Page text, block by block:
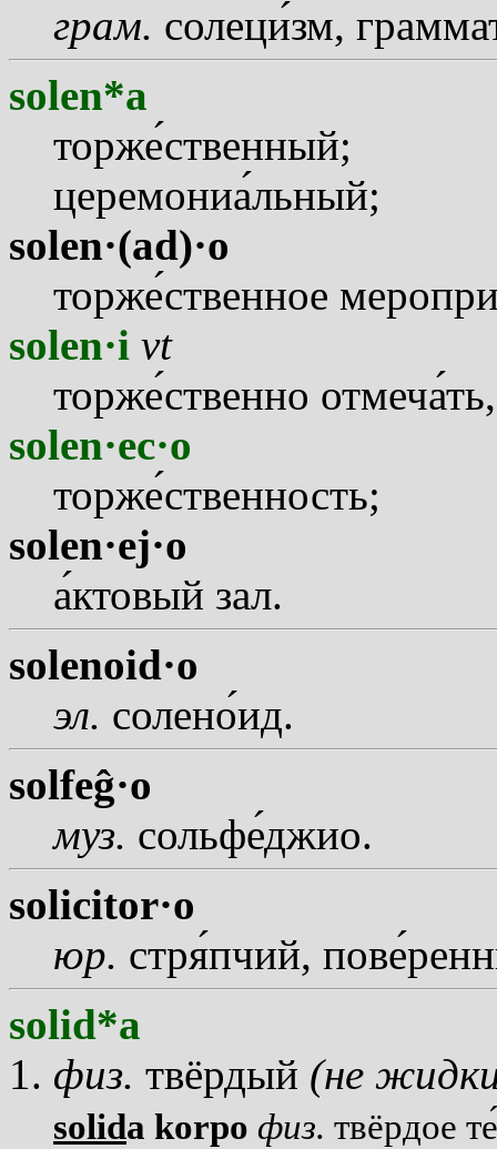
грам. солецизм,
solen*a
торжественный;
церемониальный;
solen·(ad)·o
торжественное
solen·i vt
торжественно отмеча
solen·ec·o
торжественность;
solen·ej·o
актовый зал.
solenoid·o
эл. соленоид.
solfeĝ·o
муз. сольфеджио.
solicitor·o
юр. стряпчий, пове
solid*a
физ. твёрдый (не
solida korpo физ. твёрдое те